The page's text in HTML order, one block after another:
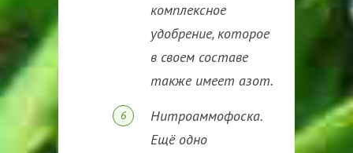
комплексное
удобрение, которое
в своем составе
также имеет азот.
Нитроаммофоска.
Ещё одно